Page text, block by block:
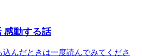
感動する話
んだときは一度読んでみてくださ